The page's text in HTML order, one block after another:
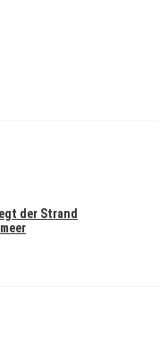
der Strand